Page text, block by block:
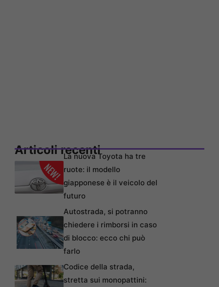
Articoli recentiLa nuova Toyota ha tre
ruote: il modello
giapponese è il veicolo del
futuro
Autostrada, si potranno
chiedere i rimborsi in caso
di blocco: ecco chi può
farlo
Codice della strada,
stretta sui monopattini: